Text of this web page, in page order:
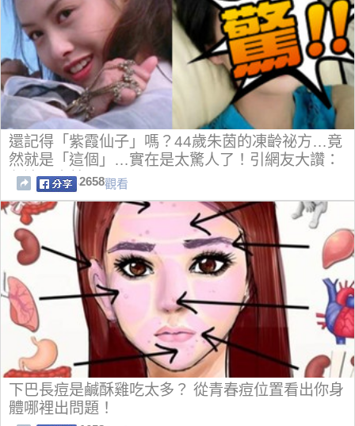
還記得「紫霞仙子」嗎？44歲朱茵的凍齡祕方…竟
然就是「這個」…實在是太驚人了！引網友大讚：
永遠那麼美！
2658觀看
下巴長痘是鹹酥雞吃太多？ 從青春痘位置看出你身
體哪裡出問題！